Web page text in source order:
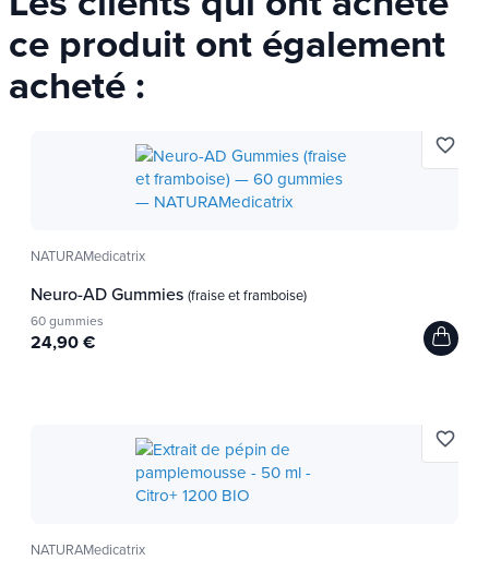
Complément alimentaire
ce produit ont également
acheté :
NATURAMedicatrix
Neuro-AD Gummies (fraise et framboise)
60 gummies
24,90 €
favorite_border
NATURAMedicatrix
favorite_border